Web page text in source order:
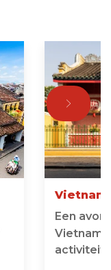
Een
Vietnam